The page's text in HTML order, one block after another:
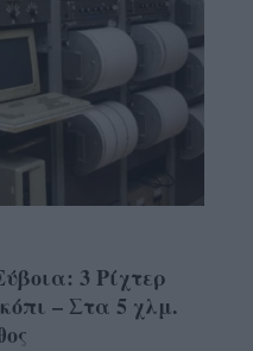
3 Ρίχτερ
– Στα 5 χλμ.